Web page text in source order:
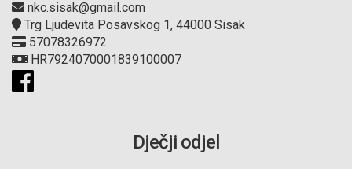
nkc.sisak@gmail.com
Trg Ljudevita Posavskog 1, 44000 Sisak
57078326972
HR7924070001839100007
Dječji odjel